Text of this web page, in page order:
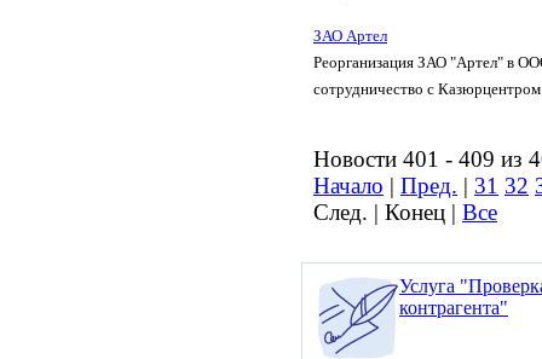
ЗАО Артел
Реорганизация ЗАО "Артел" в
сотрудничество с
Новости 401 - 409 из
Начало | Пред. | 31 32
След. | Конец | Все
Услуга
контрагента"